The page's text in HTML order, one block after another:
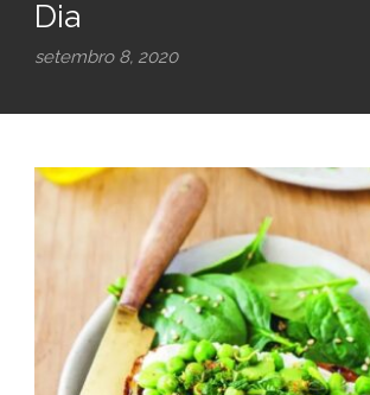
Dia
setembro 8, 2020